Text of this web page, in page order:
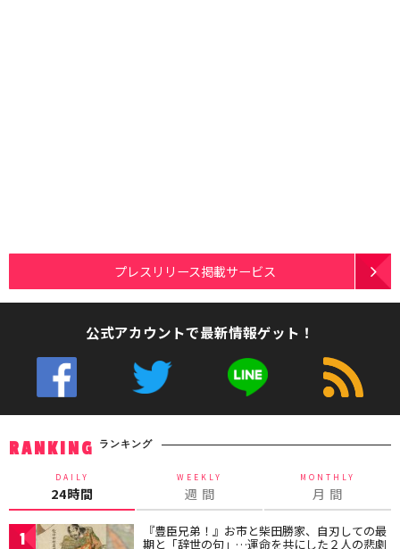
プレスリリース掲載サービス
公式アカウントで最新情報ゲット！
RANKING ランキング
DAILY
24時間
WEEKLY
週 間
MONTHLY
月 間
1 『豊臣兄弟！』お市と柴田勝家、自刃しての最
期と「辞世の句」…運命を共にした２人の悲劇